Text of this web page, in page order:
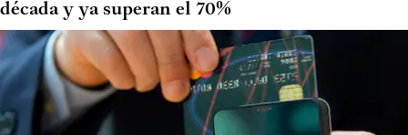
década y ya superan el 70%